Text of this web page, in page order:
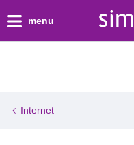
menu
Internet